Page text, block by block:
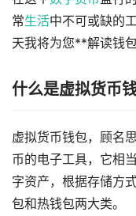
常生活中不可或缺的
天我将为您**解读钱
什么是虚拟货币钱
虚拟货币钱包，顾名
币的电子工具，它相
字资产，根据存储方
包和热钱包两大类。